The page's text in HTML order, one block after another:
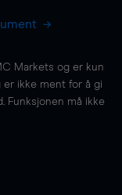
Markets og er kun
er ikke ment for å gi
Funksjonen må ikke